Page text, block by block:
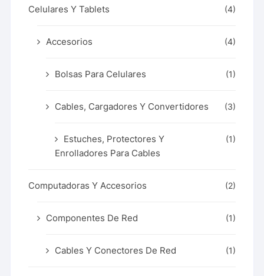
Celulares Y Tablets (4)
Accesorios (4)
Bolsas Para Celulares (1)
Cables, Cargadores Y Convertidores (3)
Estuches, Protectores Y
Enrolladores Para Cables
(1)
Computadoras Y Accesorios (2)
Componentes De Red (1)
Cables Y Conectores De Red (1)